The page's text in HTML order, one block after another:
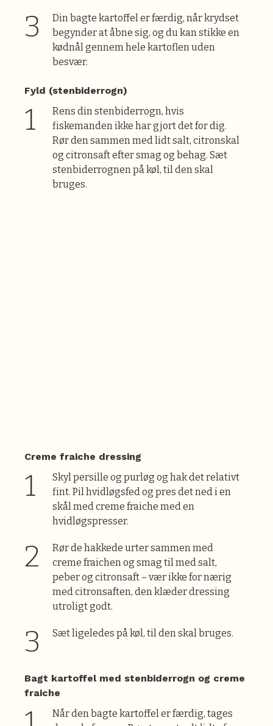
Din bagte kartoffel er færdig, når krydset
begynder at åbne sig, og du kan stikke en
kødnål gennem hele kartoflen uden
besvær.
Fyld (stenbiderrogn)
Rens din stenbiderrogn, hvis
fiskemanden ikke har gjort det for dig.
Rør den sammen med lidt salt, citronskal
og citronsaft efter smag og behag. Sæt
stenbiderrognen på køl, til den skal
bruges.
Creme fraiche dressing
Skyl persille og purløg og hak det relativt
fint. Pil hvidløgsfed og pres det ned i en
skål med creme fraiche med en
hvidløgspresser.
Rør de hakkede urter sammen med
creme fraichen og smag til med salt,
peber og citronsaft – vær ikke for nærig
med citronsaften, den klæder dressing
utroligt godt.
Sæt ligeledes på køl, til den skal bruges.
Bagt kartoffel med stenbiderrogn og creme
fraiche
Når den bagte kartoffel er færdig, tages